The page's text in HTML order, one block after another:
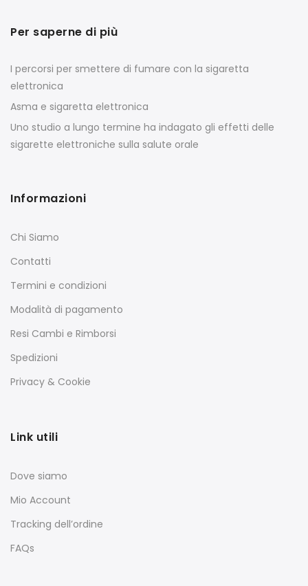
Per saperne di più
I percorsi per smettere di fumare con la sigaretta
elettronica
Asma e sigaretta elettronica
Uno studio a lungo termine ha indagato gli effetti delle
sigarette elettroniche sulla salute orale
Informazioni
Chi Siamo
Contatti
Termini e condizioni
Modalità di pagamento
Resi Cambi e Rimborsi
Spedizioni
Privacy & Cookie
Link utili
Dove siamo
Mio Account
Tracking dell’ordine
FAQs